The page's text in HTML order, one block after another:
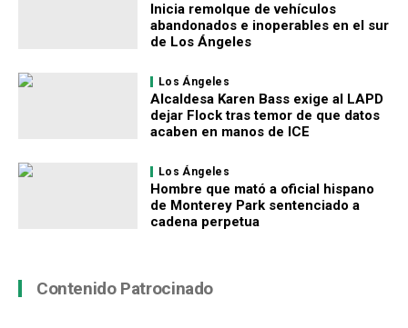
Inicia remolque de vehículos
abandonados e inoperables en el sur
de Los Ángeles
Los Ángeles
Alcaldesa Karen Bass exige al LAPD
dejar Flock tras temor de que datos
acaben en manos de ICE
Los Ángeles
Hombre que mató a oficial hispano
de Monterey Park sentenciado a
cadena perpetua
Contenido Patrocinado